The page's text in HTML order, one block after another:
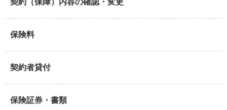
保険料
契約者貸付
保険証券・書類